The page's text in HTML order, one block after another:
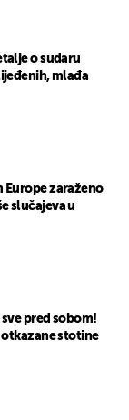
o sudaru
mlađa
Europe zaraženo
slučajeva u
sve pred sobom!
otkazane stotine